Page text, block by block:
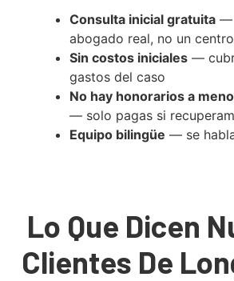
Consulta inicial gratuita—
abogado real, no un
Sin costos iniciales—
gastos del caso
No hay honorarios a
— solo pagas si
Equipo bilingüe — se
Lo Que Dicen
Clientes De